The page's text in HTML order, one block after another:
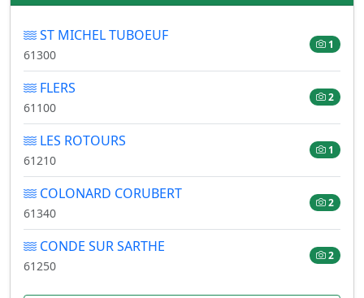
ST MICHEL TUBOEUF
61300
1
FLERS
61100
2
LES ROTOURS
61210
1
COLONARD CORUBERT
61340
2
CONDE SUR SARTHE
61250
2